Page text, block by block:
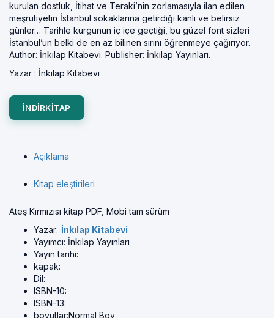
kurulan dostluk, İtihat ve Teraki’nin zorlamasıyla ilan edilen
meşrutiyetin İstanbul sokaklarına getirdiği kanlı ve belirsiz
günler… Tarihle kurgunun iç içe geçtiği, bu güzel font sizleri
İstanbul’un belki de en az bilinen sırını öğrenmeye çağırıyor.
Author: İnkılap Kitabevi. Publisher: İnkılap Yayınları.
Yazar : İnkılap Kitabevi
INDIRKITAP
Açıklama
Kitap eleştirileri
Ateş Kırmızısı kitap PDF, Mobi tam sürüm
Yazar: İnkılap Kitabevi
Yayımcı: İnkılap Yayınları
Yayın tarihi:
kapak:
Dil:
ISBN-10:
ISBN-13:
boyutlar:Normal Boy